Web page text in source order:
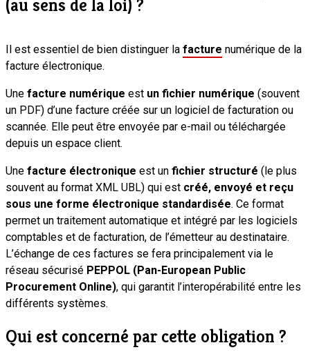
(au sens de la loi) ?
Il est essentiel de bien distinguer la facture numérique de la
facture électronique.
Une facture numérique est un fichier numérique (souvent
un PDF) d’une facture créée sur un logiciel de facturation ou
scannée. Elle peut être envoyée par e-mail ou téléchargée
depuis un espace client.
Une facture électronique est un fichier structuré (le plus
souvent au format XML UBL) qui est créé, envoyé et reçu
sous une forme électronique standardisée. Ce format
permet un traitement automatique et intégré par les logiciels
comptables et de facturation, de l’émetteur au destinataire.
L’échange de ces factures se fera principalement via le
réseau sécurisé PEPPOL (Pan-European Public
Procurement Online), qui garantit l’interopérabilité entre les
différents systèmes.
Qui est concerné par cette obligation ?